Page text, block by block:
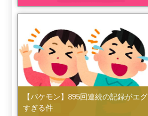
【バケモン】895回連続の記録がエグ
すぎる件